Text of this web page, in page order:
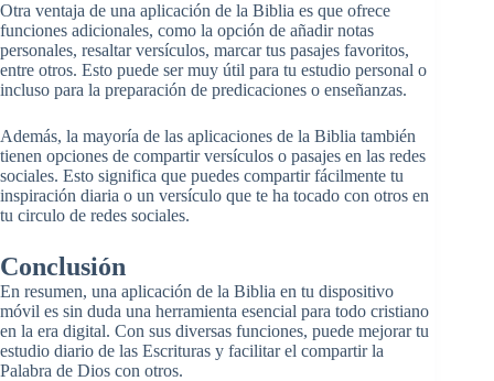
Otra ventaja de una aplicación de la Biblia es que ofrece
funciones adicionales, como la opción de añadir notas
personales, resaltar versículos, marcar tus pasajes favoritos,
entre otros. Esto puede ser muy útil para tu estudio personal o
incluso para la preparación de predicaciones o enseñanzas.
Además, la mayoría de las aplicaciones de la Biblia también
tienen opciones de compartir versículos o pasajes en las redes
sociales. Esto significa que puedes compartir fácilmente tu
inspiración diaria o un versículo que te ha tocado con otros en
tu circulo de redes sociales.
Conclusión
En resumen, una aplicación de la Biblia en tu dispositivo
móvil es sin duda una herramienta esencial para todo cristiano
en la era digital. Con sus diversas funciones, puede mejorar tu
estudio diario de las Escrituras y facilitar el compartir la
Palabra de Dios con otros.